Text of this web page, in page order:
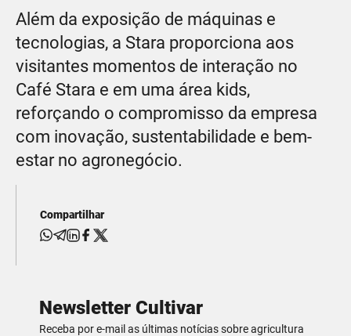
Além da exposição de máquinas e
tecnologias, a Stara proporciona aos
visitantes momentos de interação no
Café Stara e em uma área kids,
reforçando o compromisso da empresa
com inovação, sustentabilidade e bem-
estar no agronegócio.
Compartilhar
Newsletter Cultivar
Receba por e-mail as últimas notícias sobre agricultura